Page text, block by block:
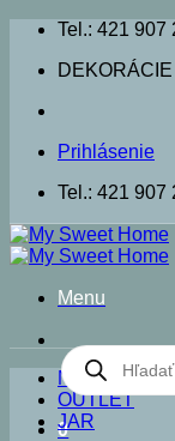
Skip
content
Tel.: 421 907
Prihlásenie
Tel.: 421 907
Menu
Products
search
0
NOVINKY
OUTLET
JAR